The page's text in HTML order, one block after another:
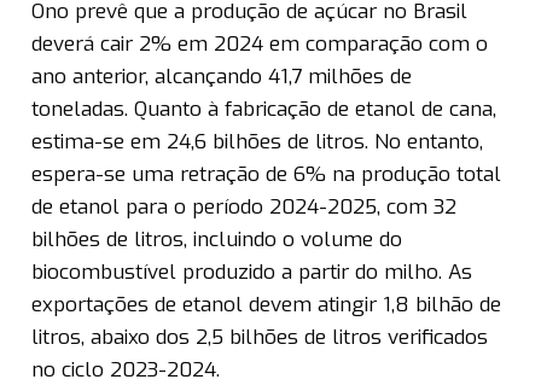
Ono prevê que a produção de açúcar no Brasil
deverá cair 2% em 2024 em comparação com o
ano anterior, alcançando 41,7 milhões de
toneladas. Quanto à fabricação de etanol de cana,
estima-se em 24,6 bilhões de litros. No entanto,
espera-se uma retração de 6% na produção total
de etanol para o período 2024-2025, com 32
bilhões de litros, incluindo o volume do
biocombustível produzido a partir do milho. As
exportações de etanol devem atingir 1,8 bilhão de
litros, abaixo dos 2,5 bilhões de litros verificados
no ciclo 2023-2024.